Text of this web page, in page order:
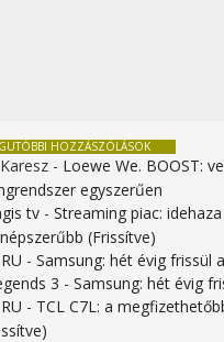
HOZZÁSZÓLÁSOK
- Loewe We. BOOST:
egyszerűen
tv -Streaming piac:
(Frissítve)
-Samsung: hét évig frissül
3 -Samsung: hét évig
- TCL C7L: a